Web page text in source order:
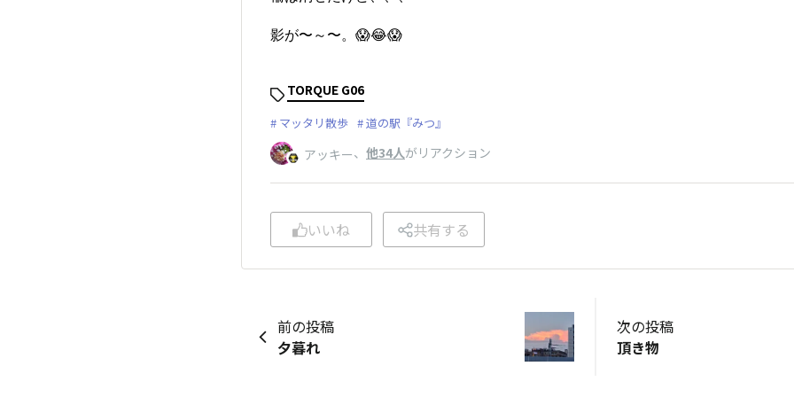
影が〜～〜。😱😂😱
TORQUE G06
マッタリ散歩 道の駅『みつ』
アッキー、 他34人がリアクション
いいね 共有する
前の投稿
夕暮れ
次の投稿
頂き物